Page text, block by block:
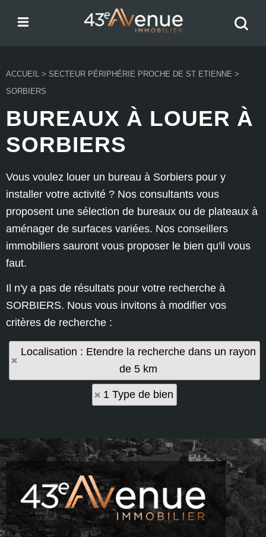
ACCUEIL > SECTEUR PÉRIPHÉRIE PROCHE DE ST ETIENNE >
SORBIERS
BUREAUX À LOUER À
SORBIERS
Vous voulez louer un bureau à Sorbiers pour y
installer votre activité ? Nos consultants vous
proposent une sélection de bureaux ou de plateaux à
aménager de surfaces variées. Nos conseillers
immobiliers sauront vous proposer le bien qu'il vous
faut.
Il n'y a pas de résultats pour votre recherche à
SORBIERS. Nous vous invitons à modifier vos
critères de recherche :
Localisation : Etendre la recherche dans un rayon
de 5 km
1 Type de bien